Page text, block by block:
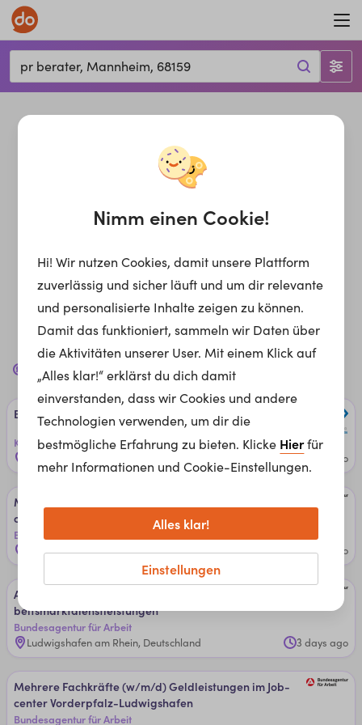
pr berater, Mannheim, 68159
pr berater Jobs für dich inMannheim, 68159
Bi­lanz­buch­hal­ter:in bei JL ­Ta­x ­Steu­er­be­ra­tun­g GmbH
Kammer der Steuerberater:innen und Wirtschaftsprüfer:innen
19 minutes ago
Meh­re­re ­Fach­kräf­te (w/m/d) ­Geld­leis­tun­gen im Job­
cen­ter
Bundesagentur für Arbeit
Neustadt an der Weinstraße, Deutschland 2 days ago
Aus­bil­dun­g zu­r/zu­m ­Fach­an­ge­stell­ten (w/m/d) ­für ­Ar­
beits­markt­dienst­leis­tun­gen
Bundesagentur für Arbeit
Ludwigshafen am Rhein, Deutschland 3 days ago
Meh­re­re ­Fach­kräf­te (w/m/d) ­Geld­leis­tun­gen im Job­
cen­ter Vor­der­pfal­z-Lud­wigs­ha­fen
Bundesagentur für Arbeit
Nimm einen Cookie!
Hi! Wir nutzen Cookies, damit unsere Plattform
zuverlässig und sicher läuft und um dir relevante
und personalisierte Inhalte zeigen zu können.
Damit das funktioniert, sammeln wir Daten über
die Aktivitäten unserer User. Mit einem Klick auf
„Alles klar!“ erklärst du dich damit
einverstanden, dass wir Cookies und andere
Technologien verwenden, um dir die
bestmögliche Erfahrung zu bieten. Klicke Hierfür
mehr Informationen und Cookie-Einstellungen.
Einstellungen
Alles klar!